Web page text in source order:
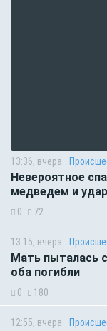
13:36, вчера
Невероятное
медведем и
0 72
13:15, вчера
Мать пыталась
оба погибли
0 180
12:55, вчера